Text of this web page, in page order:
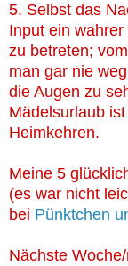
5. Selbst das
Input ein
zu betreten;
man gar nie
die Augen zu
Mädelsurlaub
Heimkehren.
Meine 5
(es war nicht
bei Pünktchen
Nächste